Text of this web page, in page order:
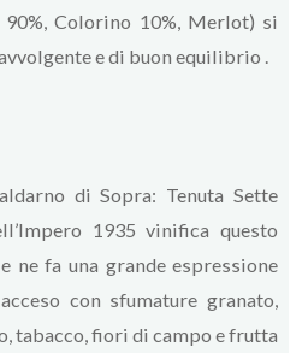
90%, Colorino 10%, Merlot) si
e di buon equilibrio .
di Sopra: Tenuta Sette
1935 vinifica questo
ne fa una grande espressione
con sfumature granato,
tabacco, fiori di campo e frutta